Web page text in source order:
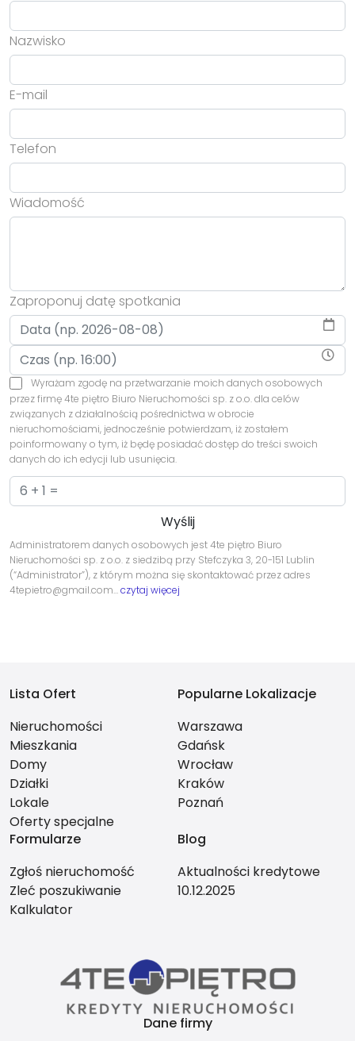
Nazwisko
E-mail
Telefon
Wiadomość
Zaproponuj datę spotkania
Wyrażam zgodę na przetwarzanie moich danych osobowych
przez firmę 4te piętro Biuro Nieruchomości sp. z o.o. dla celów
związanych z działalnością pośrednictwa w obrocie
nieruchomościami, jednocześnie potwierdzam, iż zostałem
poinformowany o tym, iż będę posiadać dostęp do treści swoich
danych do ich edycji lub usunięcia.
Administratorem danych osobowych jest 4te piętro Biuro
Nieruchomości sp. z o.o. z siedzibą przy Stefczyka 3, 20-151 Lublin
(“Administrator”), z którym można się skontaktować przez adres
4tepietro@gmail.com…czytaj więcej
Lista Ofert
Nieruchomości
Mieszkania
Domy
Działki
Lokale
Oferty specjalne
Popularne Lokalizacje
Warszawa
Gdańsk
Wrocław
Kraków
Poznań
Formularze
Zgłoś nieruchomość
Zleć poszukiwanie
Kalkulator
Blog
Aktualności kredytowe
10.12.2025
Dane firmy